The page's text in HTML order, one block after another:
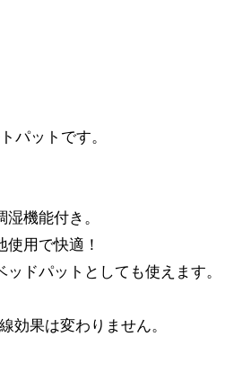
パットです。
機能付き。
用で快適！
ドパットとしても使えます。
果は変わりません。